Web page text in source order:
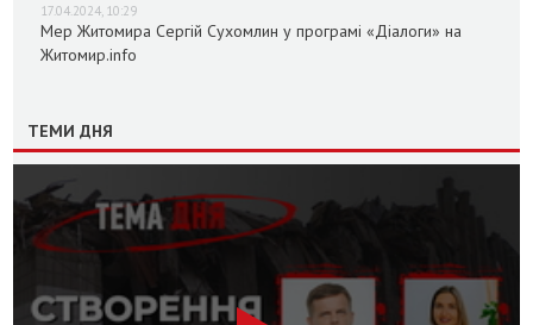
17.04.2024, 10:29
Мер Житомира Сергій Сухомлин у програмі «Діалоги» на
Житомир.info
ТЕМИ ДНЯ